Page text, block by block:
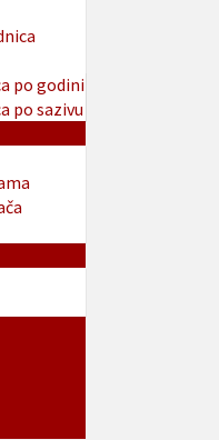
po godini
po sazivu